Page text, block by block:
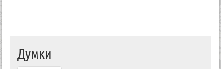
Думки